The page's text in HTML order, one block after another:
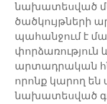
նախատեսված
ծածկույթների
պահանջում է
արտադրական
որոնք կարող
նախատեսված